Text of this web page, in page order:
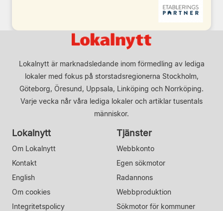
Lokalnytt är marknadsledande inom förmedling av lediga
lokaler med fokus på storstadsregionerna Stockholm,
Göteborg, Öresund, Uppsala, Linköping och Norrköping.
Varje vecka når våra lediga lokaler och artiklar tusentals
människor.
Lokalnytt
Om Lokalnytt
Kontakt
English
Om cookies
Integritetspolicy
Tjänster
Webbkonto
Egen sökmotor
Radannons
Webbproduktion
Sökmotor för kommuner